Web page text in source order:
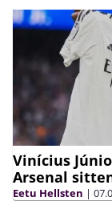
Vinícius
Arsenal
Eetu Hellsten |